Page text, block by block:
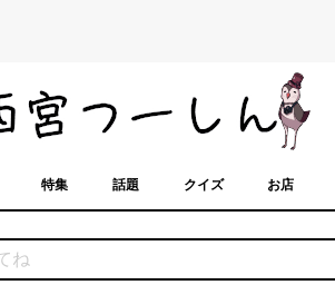
特集 話題 クイズ お店